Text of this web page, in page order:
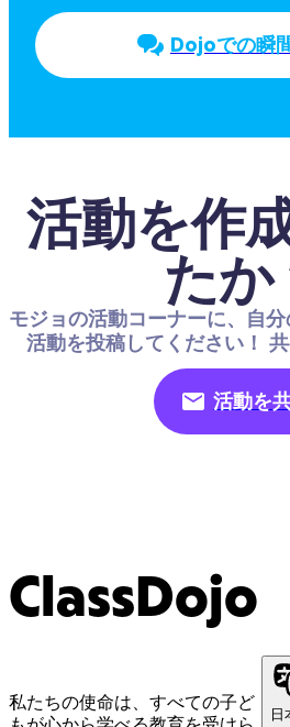
Dojoでの瞬
活動を作
たか
モジョの活動コーナーに、自
活動を投稿してください！
活動を
ClassDojo
私たちの使命は、すべての子ど
日